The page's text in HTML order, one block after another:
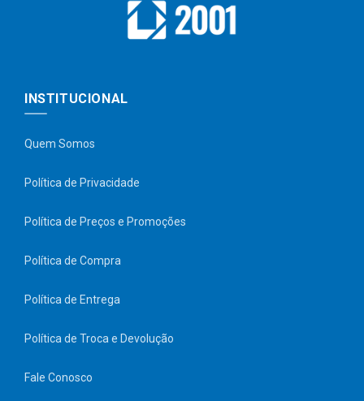
INSTITUCIONAL
Quem Somos
Política de Privacidade
Política de Preços e Promoções
Política de Compra
Política de Entrega
Política de Troca e Devolução
Fale Conosco